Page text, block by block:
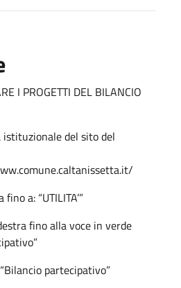
I PROGETTI DEL BILANCIO
istituzionale del sito del
a: “UTILITA’”
fino alla voce in verde
partecipativo”